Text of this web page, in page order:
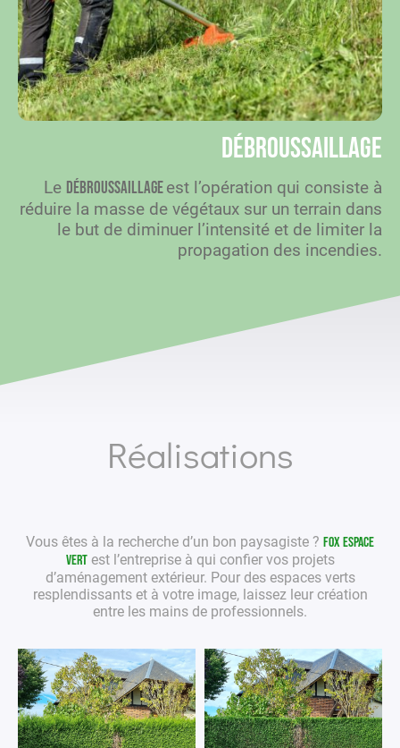
Le débroussaillageest l’opération qui consiste à
réduire la masse de végétaux sur un terrain dans
le but de diminuer l’intensité et de limiter la
propagation des incendies.
Débroussaillage
Réalisations
Vous êtes à la recherche d’un bon paysagiste ? Fox Espace
Vertest l’entreprise à qui confier vos projets
d’aménagement extérieur. Pour des espaces verts
resplendissants et à votre image, laissez leur création
entre les mains de professionnels.